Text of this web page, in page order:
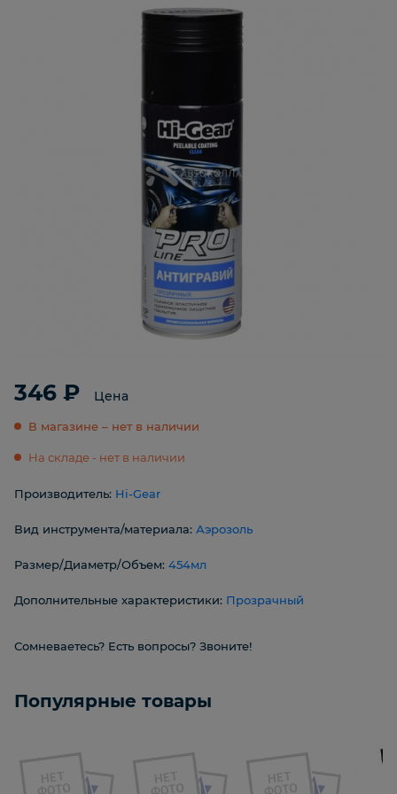
346 ₽ Цена
В магазине – нет в наличии
На складе - нет в наличии
Производитель: Hi-Gear
Вид инструмента/материала: Аэрозоль
Размер/Диаметр/Объем: 454мл
Дополнительные характеристики: Прозрачный
Сомневаетесь? Есть вопросы? Звоните!
Популярные товары